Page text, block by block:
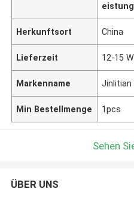
Herkunftsort China
Lieferzeit 12-15
Markenname Jinlitian
Min Bestellmenge 1pcs
Sehen
ÜBER UNS